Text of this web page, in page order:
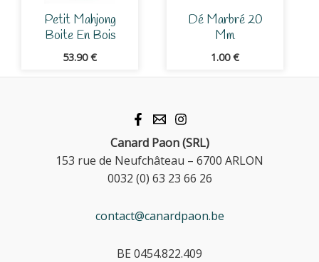
Petit Mahjong
Boite En Bois
53.90€
Dé Marbré 20
Mm
1.00€
Canard Paon (SRL)
153 rue de Neufchâteau – 6700 ARLON
0032 (0) 63 23 66 26
contact@canardpaon.be
BE 0454.822.409